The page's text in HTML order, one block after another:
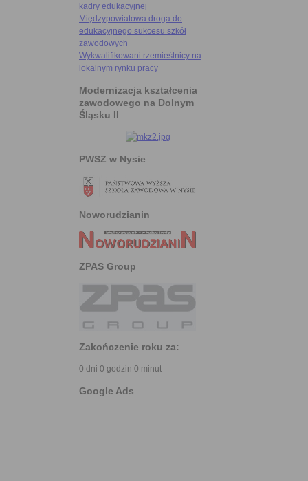
kadry edukacyjnej
Międzypowiatowa droga do
edukacyjnego sukcesu szkół
zawodowych
Wykwalifikowani rzemieślnicy na
lokalnym rynku pracy
Modernizacja kształcenia
zawodowego na Dolnym
Śląsku II
PWSZ w Nysie
Noworudzianin
ZPAS Group
Zakończenie roku za:
0 dni 0 godzin 0 minut
Google Ads